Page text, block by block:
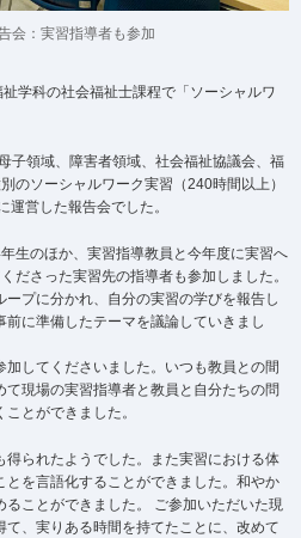
会：実習指導者も参加
学科の社会福祉士課程で「ソーシャルワ
子領域、障害者領域、社会福祉協議会、福
のソーシャルワーク実習（240時間以上）
運営した報告会でした。
生のほか、実習指導教員と今年度に実習へ
ださった実習先の指導者も参加しました。
プに分かれ、自分の実習の学びを報告し
に準備したテーマを議論していきまし
してくださいました。いつも教員との間
現場の実習指導者と教員と自分たちの問
とができました。
られたようでした。また実習における体
を言語化することができました。和やか
ことができました。 ご参加いただいた現
、実りある時間を持てたことに、改めて